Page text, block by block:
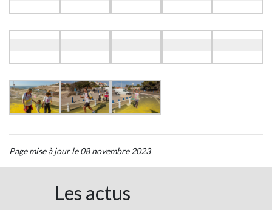
Page mise à jour le 08 novembre 2023
Les actus